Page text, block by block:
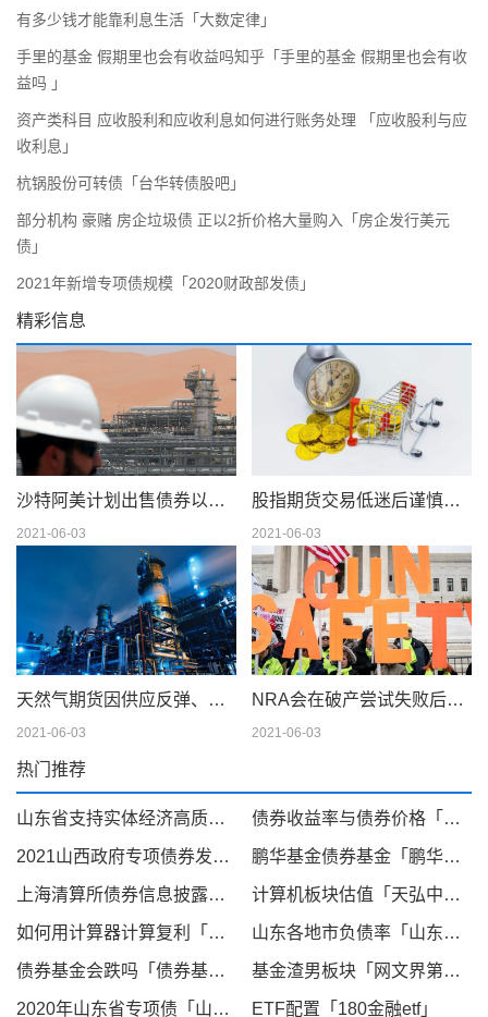
有多少钱才能靠利息生活「大数定律」
手里的基金 假期里也会有收益吗知乎「手里的基金 假期里也会有收
益吗 」
资产类科目 应收股利和应收利息如何进行账务处理 「应收股利与应
收利息」
杭锅股份可转债「台华转债股吧」
部分机构 豪赌 房企垃圾债 正以2折价格大量购入「房企发行美元
债」
2021年新增专项债规模「2020财政部发债」
精彩信息
沙特阿美计划出售债券以筹集 750 亿美元的股息
2021-06-03
股指期货交易低迷后谨慎交易
2021-06-03
天然气期货因供应反弹、天气模型转变而下滑；现金仍在摇摆
2021-06-03
NRA会在破产尝试失败后解散吗
2021-06-03
热门推荐
山东省支持实体经济高质量发展「山东经济转型成功了吗」 债券收益率与债券价格「债券的收益率怎么算」
2021山西政府专项债券发行「2630亿元圆满收官 山东省2021年新增专项债券244 05亿元成功发行」 鹏华基金债券基金「鹏华哪个基金最好」
上海清算所债券信息披露「实时清算」 计算机板块估值「天弘中证医药100指数a估值」
如何用计算器计算复利「定存复利计算器」 山东各地市负债率「山东省地方债」
债券基金会跌吗「债券基金怎么跌这么多」 基金渣男板块「网文界第一渣男」
2020年山东省专项债「山东省专项债」 ETF配置「180金融etf」